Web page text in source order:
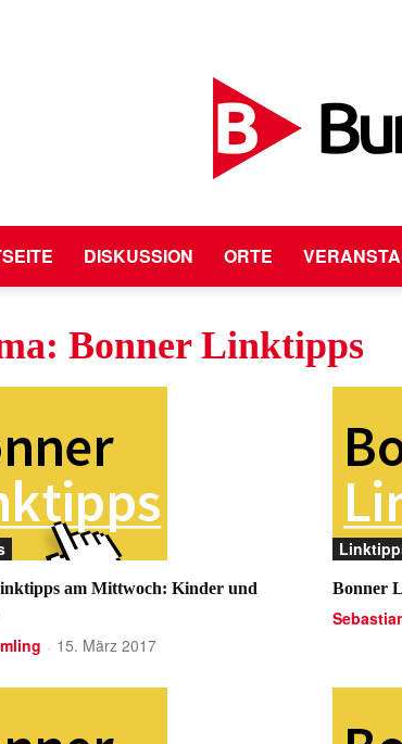
DISKUSSION ORTE
Bonner Linktipps
am Mittwoch: Kinder und
- 15. März 2017
Bonner